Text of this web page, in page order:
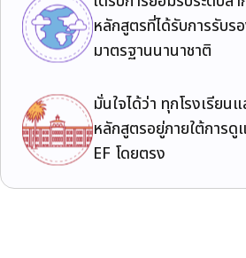
หลักสูตรที่ได้รับการรับร
มาตรฐานนานาชาติ
มั่นใจได้ว่า ทุกโรงเรียน
หลักสูตรอยู่ภายใต้การดู
EF โดยตรง